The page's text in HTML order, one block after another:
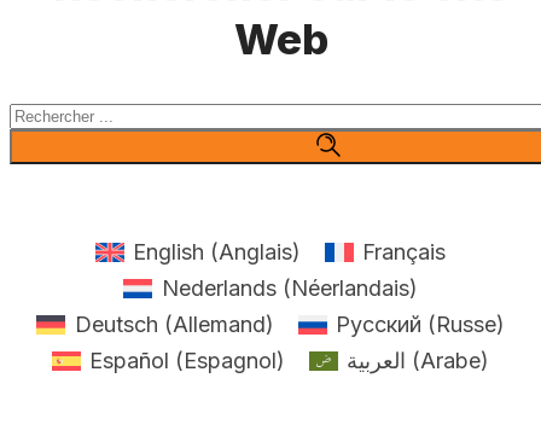
Web
Rechercher
English (Anglais)
Français
Nederlands(Néerlandais)
Deutsch (Allemand) Русский (Russe)
Español (Espagnol) العربية (Arabe)